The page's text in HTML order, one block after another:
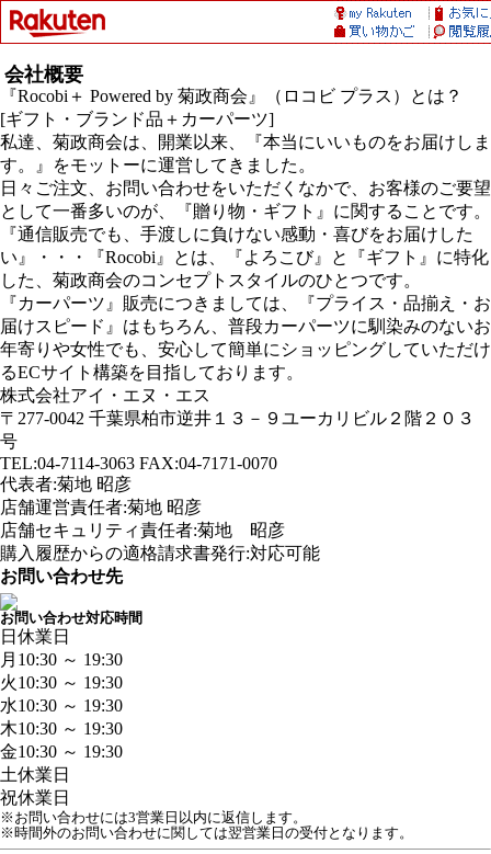
会社概要
『Rocobi＋ Powered by 菊政商会』（ロコビ プラス）とは？
[ギフト・ブランド品＋カーパーツ]
私達、菊政商会は、開業以来、『本当にいいものをお届けしま
す。』をモットーに運営してきました。
日々ご注文、お問い合わせをいただくなかで、お客様のご要望
として一番多いのが、『贈り物・ギフト』に関することです。
『通信販売でも、手渡しに負けない感動・喜びをお届けした
い』・・・『Rocobi』とは、『よろこび』と『ギフト』に特化
した、菊政商会のコンセプトスタイルのひとつです。
『カーパーツ』販売につきましては、『プライス・品揃え・お
届けスピード』はもちろん、普段カーパーツに馴染みのないお
年寄りや女性でも、安心して簡単にショッピングしていただけ
るECサイト構築を目指しております。
株式会社アイ・エヌ・エス
〒277-0042 千葉県柏市逆井１３－９ユーカリビル２階２０３
号
TEL:04-7114-3063 FAX:04-7171-0070
代表者:菊地 昭彦
店舗運営責任者:菊地 昭彦
店舗セキュリティ責任者:菊地 昭彦
購入履歴からの適格請求書発行:対応可能
お問い合わせ先
お問い合わせ対応時間
日 休業日
月 10:30 ～ 19:30
火10:30 ～ 19:30
水10:30 ～ 19:30
木10:30 ～ 19:30
金10:30 ～ 19:30
土休業日
祝休業日
※お問い合わせには3営業日以内に返信します。
※時間外のお問い合わせに関しては翌営業日の受付となります。